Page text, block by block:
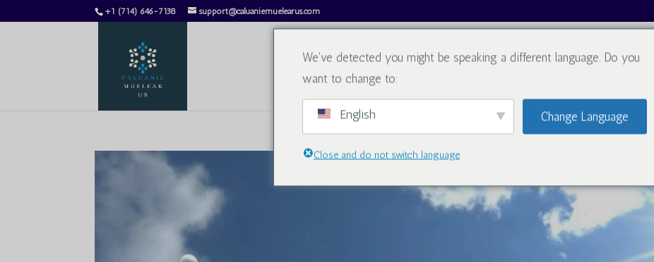
+1 (714) 646-7138 support@caluaniemuelearus.com
Tentang Kami Katalog Blog
We've detected you might be speaking a different language. Do you
want to change to:
English Change Language
Close and do not switch language